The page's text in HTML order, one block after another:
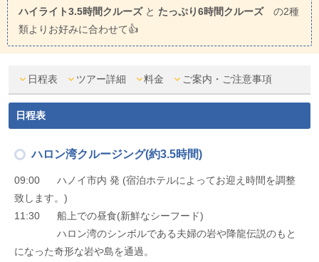
ハイライト3.5時間クルーズと たっぷり6時間クルーズの2種
類よりお好みに合わせて👍
日程表 ツアー詳細 料金 ご案内・ご注意事項
日程表
ハロン湾クルージング(約3.5時間)
09:00 ハノイ市内 発 (宿泊ホテルによってお迎え時間を調整
致します。)
11:30 船上での昼食(新鮮なシーフード)
ハロン湾のシンボルである夫婦の岩や降龍伝説のもと
になった奇形な岩や島を通過。